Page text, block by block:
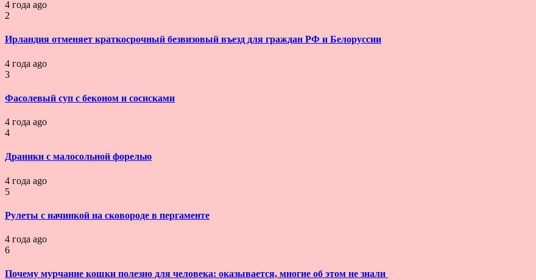
4 года ago
2
Ирландия отменяет краткосрочный безвизовый въезд для граждан РФ и Белоруссии
4 года ago
3
Фасолевый суп с беконом и сосисками
4 года ago
4
Драники с малосольной форелью
4 года ago
5
Рулеты с начинкой на сковороде в пергаменте
4 года ago
6
Почему мурчание кошки полезно для человека: оказывается, многие об этом не знали